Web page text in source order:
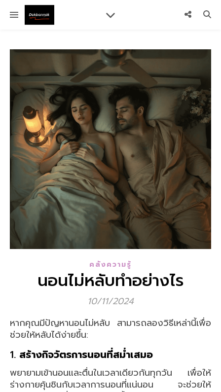
คลังความรู้
นอนไม่หลับทำอย่างไร
10/11/2024
หากคุณมีปัญหานอนไม่หลับ สามารถลองวิธีเหล่านี้เพื่อ
ช่วยให้หลับได้ง่ายขึ้น:
1. สร้างกิจวัตรการนอนที่สม่ำเสมอ
พยายามเข้านอนและตื่นในเวลาเดียวกันทุกวัน เพื่อให้
ร่างกายคุ้นชินกับเวลาการนอนที่แน่นอน จะช่วยให้